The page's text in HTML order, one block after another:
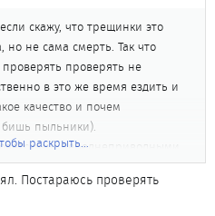
скажу, что трещинки это
но не сама смерть. Так что
проверять не
в это же время ездить и
качество и почем
бишь пыльники).
переднеприводными
Нужен по минимум
замены, помощник (с ним
раскрыть...
Постараюсь проверять